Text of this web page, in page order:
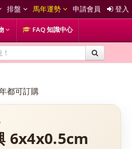
排盤 馬年運勢 申請會員 登入
FAQ 知識中心
都可訂購
6x4x0.5cm